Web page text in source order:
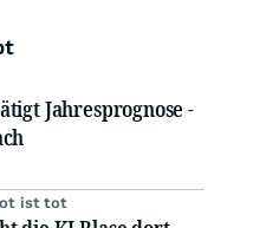
Jahresprognose -
ist tot